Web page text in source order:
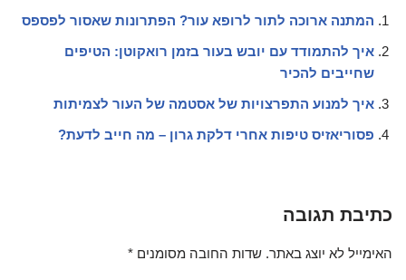
המתנה ארוכה לתור לרופא עור? הפתרונות שאסור לפספס
איך להתמודד עם יובש בעור בזמן רואקוטן: הטיפים
שחייבים להכיר
איך למנוע התפרצויות של אסטמה של העור לצמיתות
פסוריאזיס טיפות אחרי דלקת גרון – מה חייב לדעת?
כתיבת תגובה
האימייל לא יוצג באתר. שדות החובה מסומנים *